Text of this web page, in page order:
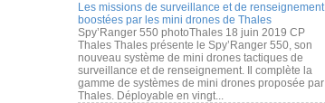
Les missions de surveillance et de renseignement
boostées par les mini drones de Thales
Spy’Ranger 550 photoThales 18 juin 2019 CP
Thales Thales présente le Spy’Ranger 550, son
nouveau système de mini drones tactiques de
surveillance et de renseignement. Il complète la
gamme de systèmes de mini drones proposée par
Thales. Déployable en vingt...